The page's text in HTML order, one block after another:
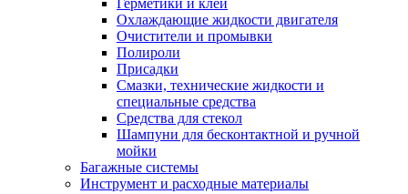
Охлаждающие жидкости двигателя
Очистители и промывки
Полироли
Присадки
Смазки, технические жидкости и
специальные средства
Средства для стекол
Шампуни для бесконтактной и ручной
мойки
Багажные системы
Инструмент и расходные материалы